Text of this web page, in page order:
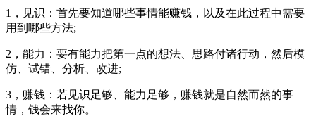
1，见识：首先要知道哪些事情能赚钱，以及在此过程中需要
用到哪些方法;
2，能力：要有能力把第一点的想法、思路付诸行动，然后模
仿、试错、分析、改进;
3，赚钱：若见识足够、能力足够，赚钱就是自然而然的事
情，钱会来找你。